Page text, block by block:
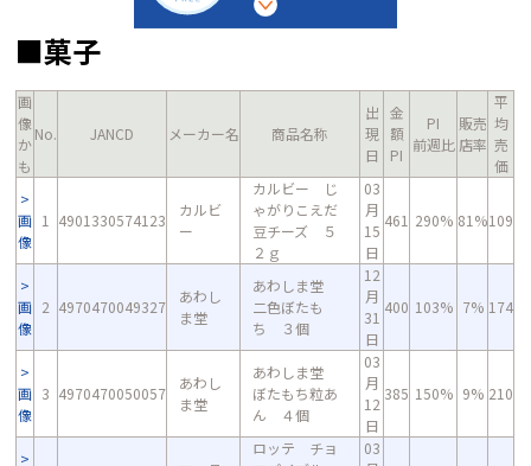
■菓子
画
像
か
も
No. JANCD メーカー名 商品名称
出
現
日
金
額
PI
PI
前週比
販売
店率
平
均
売
価
画
像
1 4901330574123
カルビ
ー
カルビー じ
ゃがりこえだ
豆チーズ ５
２ｇ
03
月
15
日
461 290% 81%109
画
像
2 4970470049327
あわし
ま堂
あわしま堂
二色ぼたも
ち ３個
12
月
31
日
400 103% 7% 174
画
像
3 4970470050057
あわし
ま堂
あわしま堂
ぼたもち粒あ
ん ４個
03
月
12
日
385 150% 9% 210
ロッテ チョ
03